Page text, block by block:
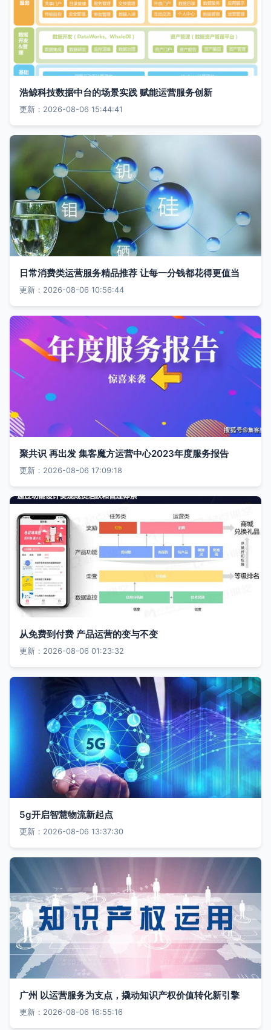
浩鲸科技数据中台的场景实践 赋能运营服务创新
更新：2026-08-06 15:44:41
日常消费类运营服务精品推荐 让每一分钱都花得更值当
更新：2026-08-06 10:56:44
聚共识 再出发 集客魔方运营中心2023年度服务报告
更新：2026-08-06 17:09:18
从免费到付费 产品运营的变与不变
更新：2026-08-06 01:23:32
5g开启智慧物流新起点
更新：2026-08-06 13:37:30
广州 以运营服务为支点，撬动知识产权价值转化新引擎
更新：2026-08-06 16:55:16